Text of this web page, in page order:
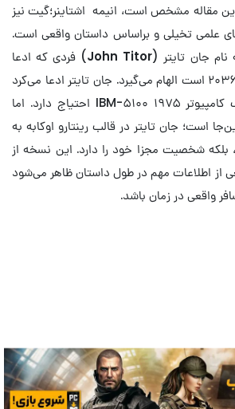
مقاله مشخص است، انیمه اشتاینر؛گیت نیز
علمی تخیلی و براساس داستان واقعی است.
جان تایتر (John Titor) فردی که ادعا
می‌کرد مسافری از سال ۲۰۳۶ است الهام می‌گیرد. جان تایتر ادعا می‌کرد
برای تعمیر زمان به یک‌ کامپیوتر‌ ۱۹۷۵ IBM-۵۱۰۰ احتیاج دارد. اما
است؛ جان تایتر در قالب رینتارو اوکابه به
شخصیت مجزا خود را دارد. این نسخه از
از اطلاعات مهم در طول داستان ظاهر می‌شود
واقعی در زمان باشد.